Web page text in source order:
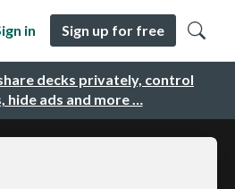
decks privately, control
hide ads and more …
in Sign up for free